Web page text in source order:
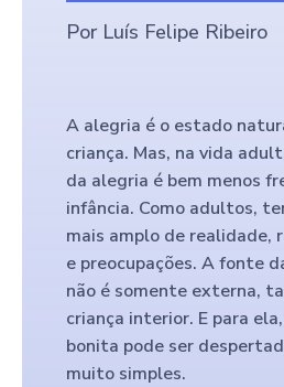
Por Luís Felipe Ribeiro
A alegria é o estado
criança. Mas, na vida
da alegria é bem menos
infância. Como adultos,
mais amplo de realidade,
e preocupações. A fonte
não é somente externa,
criança interior. E para
bonita pode ser
muito simples.